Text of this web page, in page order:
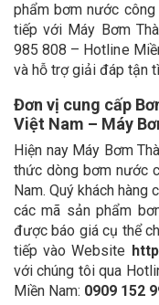
phẩm bơm nước
tiếp với Máy Bơm
985 808 – Hotline
và hỗ trợ giải đáp tận
Đơn vị cung cấp
Việt Nam – Máy
Hiện nay Máy Bơm
thức dòng bơm nước
Nam. Quý khách hàng
các mã sản phẩm
được báo giá cụ thể
tiếp vào Website
với chúng tôi qua
Miền Nam: 0909 152